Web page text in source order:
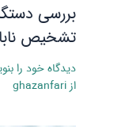
بررسی
تشخیص
دیدگاه‌ خود را
از ghazanfari